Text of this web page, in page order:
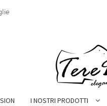
I NOSTRI PRODOTTI